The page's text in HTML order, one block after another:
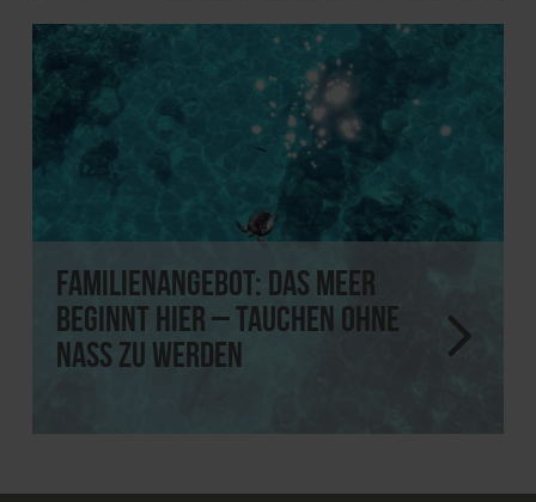
Familienangebot: Das Meer
beginnt hier – tauchen ohne
nass zu werden